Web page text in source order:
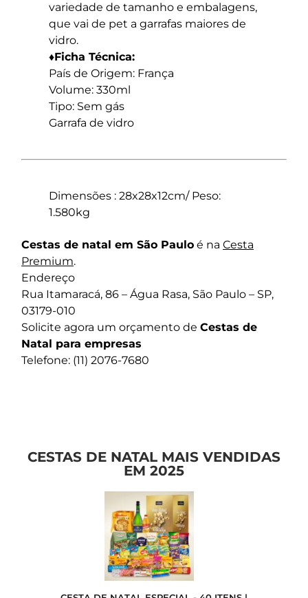
variedade de tamanho e embalagens,
que vai de pet a garrafas maiores de
vidro.
♦Ficha Técnica:
País de Origem: França
Volume: 330ml
Tipo: Sem gás
Garrafa de vidro
Dimensões : 28x28x12cm/ Peso:
1.580kg
Cestas de natal em São Paulo é na Cesta
Premium.
Endereço
Rua Itamaracá, 86 – Água Rasa, São Paulo – SP,
03179-010
Solicite agora um orçamento de Cestas de
Natal para empresas
Telefone: (11) 2076-7680
CESTAS DE NATAL MAIS VENDIDAS
EM 2025